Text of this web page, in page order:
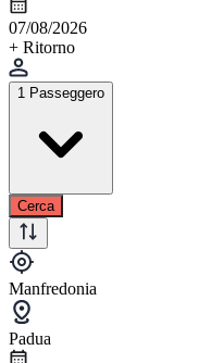
07/08/2026
+ Ritorno
1 Passeggero
Cerca
Manfredonia
Padua